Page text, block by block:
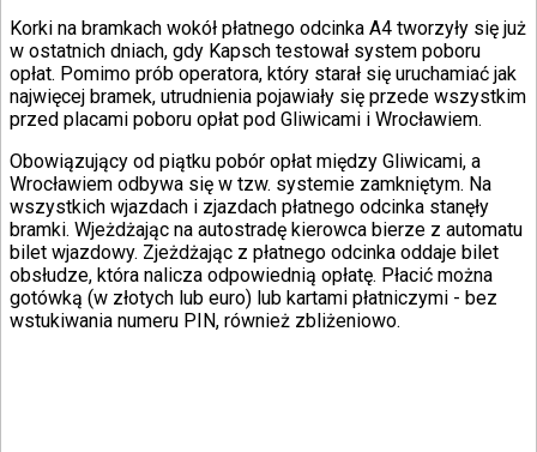
Sennik
Kody rabatowe
gazetaprawna.pl
Forsal.pl
INFOR.pl
Korki na bramkach wokół płatnego odcinka A4 tworzyły się już
w ostatnich dniach, gdy Kapsch testował system poboru
opłat. Pomimo prób operatora, który starał się uruchamiać jak
najwięcej bramek, utrudnienia pojawiały się przede wszystkim
przed placami poboru opłat pod Gliwicami i Wrocławiem.
Obowiązujący od piątku pobór opłat między Gliwicami, a
Wrocławiem odbywa się w tzw. systemie zamkniętym. Na
wszystkich wjazdach i zjazdach płatnego odcinka stanęły
bramki. Wjeżdżając na autostradę kierowca bierze z automatu
bilet wjazdowy. Zjeżdżając z płatnego odcinka oddaje bilet
obsłudze, która nalicza odpowiednią opłatę. Płacić można
gotówką (w złotych lub euro) lub kartami płatniczymi - bez
wstukiwania numeru PIN, również zbliżeniowo.